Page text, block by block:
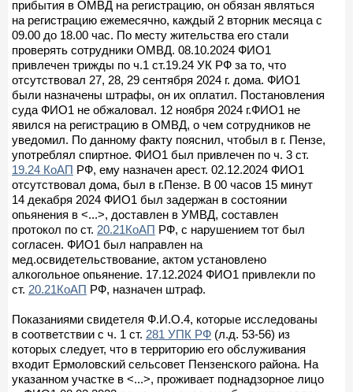
прибытия в ОМВД на регистрацию, он обязан являться
на регистрацию ежемесячно, каждый 2 вторник месяца с
09.00 до 18.00 час. По месту жительства его стали
проверять сотрудники ОМВД. 08.10.2024 ФИО1
привлечен трижды по ч.1 ст.19.24 УК РФ за то, что
отсутствовал 27, 28, 29 сентября 2024 г. дома. ФИО1
были назначены штрафы, он их оплатил. Постановления
суда ФИО1 не обжаловал. 12 ноября 2024 г.ФИО1 не
явился на регистрацию в ОМВД, о чем сотрудников не
уведомил. По данному факту пояснил, чтобыл в г. Пензе,
употреблял спиртное. ФИО1 был привлечен по ч. 3 ст.
19.24 КоАП РФ, ему назначен арест. 02.12.2024 ФИО1
отсутствовал дома, был в г.Пензе. В 00 часов 15 минут
14 декабря 2024 ФИО1 был задержан в состоянии
опьянения в <...>, доставлен в УМВД, составлен
протокол по ст. 20.21КоАП РФ, с нарушением тот был
согласен. ФИО1 был направлен на
мед.освидетельствование, актом установлено
алкогольное опьянение. 17.12.2024 ФИО1 привлекли по
ст. 20.21КоАП РФ, назначен штраф.
Показаниями свидетеля Ф.И.О.4, которые исследованы
в соответствии с ч. 1 ст. 281 УПК РФ (л.д. 53-56) из
которых следует, что в территорию его обслуживания
входит Ермоловский сельсовет Пензенского района. На
указанном участке в <...>, проживает поднадзорное лицо